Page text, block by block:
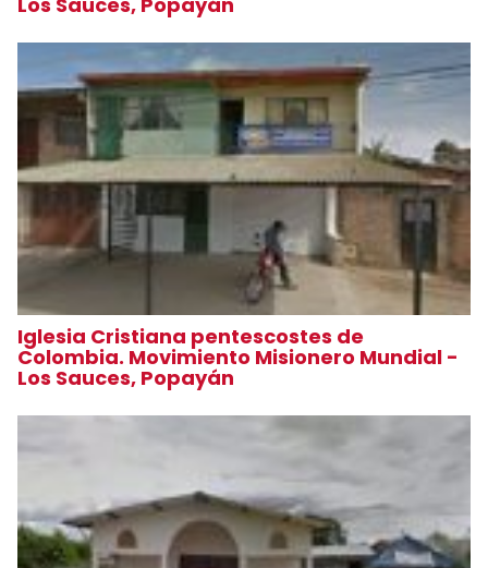
Iglesia Cristiana pentescostes de
Colombia. Movimiento Misionero Mundial -
Los Sauces, Popayán